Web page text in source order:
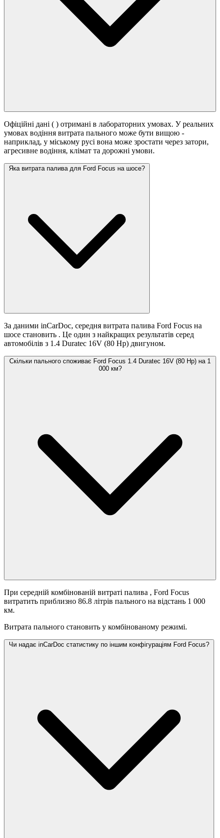
Офіційні дані ( ) отримані в лабораторних умовах. У реальних
умовах водіння витрата пального може бути вищою -
наприклад, у міському русі вона може зростати через затори,
агресивне водіння, клімат та дорожні умови.
Яка витрата палива для Ford Focus на шосе?
За даними inCarDoc, середня витрата палива Ford Focus на
шосе становить . Це один з найкращих результатів серед
автомобілів з 1.4 Duratec 16V (80 Hp) двигуном.
Скільки пального споживає Ford Focus 1.4 Duratec 16V (80 Hp) на 1
000 км?
При середній комбінованій витраті палива , Ford Focus
витратить приблизно 86.8 літрів пального на відстань 1 000
км.
Витрата пального становить у комбінованому режимі.
Чи надає inCarDoc статистику по іншим конфігураціям Ford Focus?